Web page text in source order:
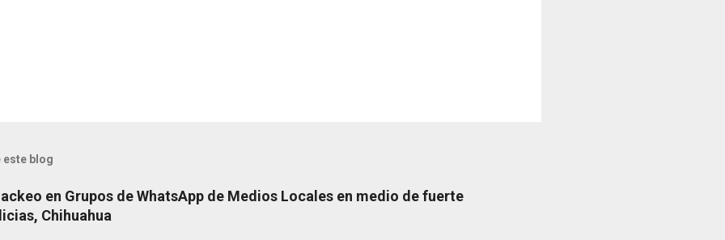
este blog
en Grupos de WhatsApp de Medios Locales en medio de fuerte
Chihuahua